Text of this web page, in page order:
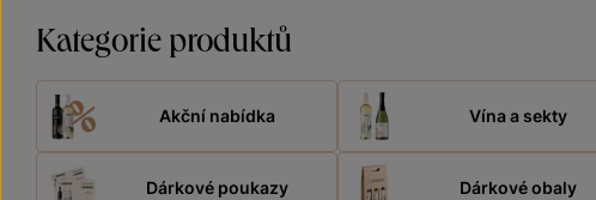
Kategorie produktů
Akční nabídka Vína a sekty
Dárkové poukazy Dárkové obaly